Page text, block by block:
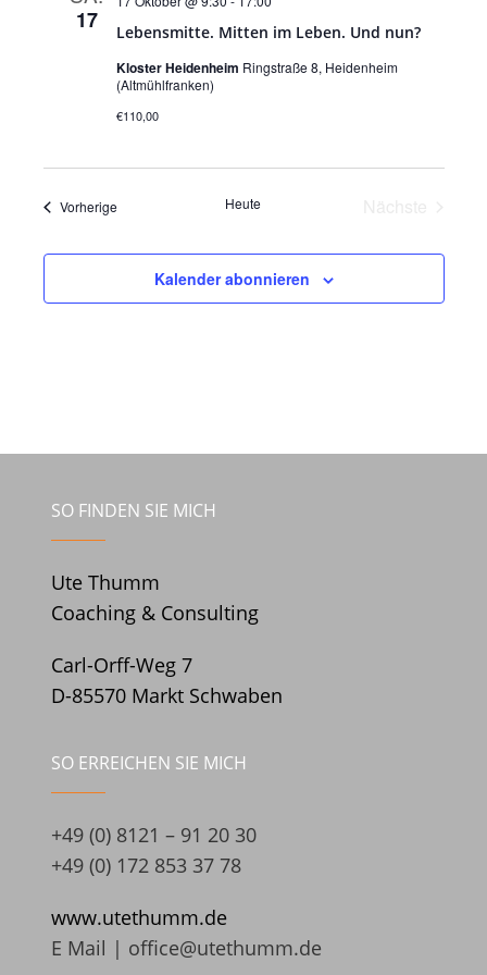
17 Lebensmitte. Mitten im Leben. Und nun?
Kloster Heidenheim Ringstraße 8, Heidenheim
(Altmühlfranken)
€110,00
VorherigeVeranstaltungen Heute
Kalender abonnieren
SO FINDEN SIE MICH
Ute Thumm
Coaching & Consulting
Carl-Orff-Weg 7
D-85570 Markt Schwaben
SO ERREICHEN SIE MICH
+49 (0) 8121 – 91 20 30
+49 (0) 172 853 37 78
www.utethumm.de
E Mail | office@utethumm.de